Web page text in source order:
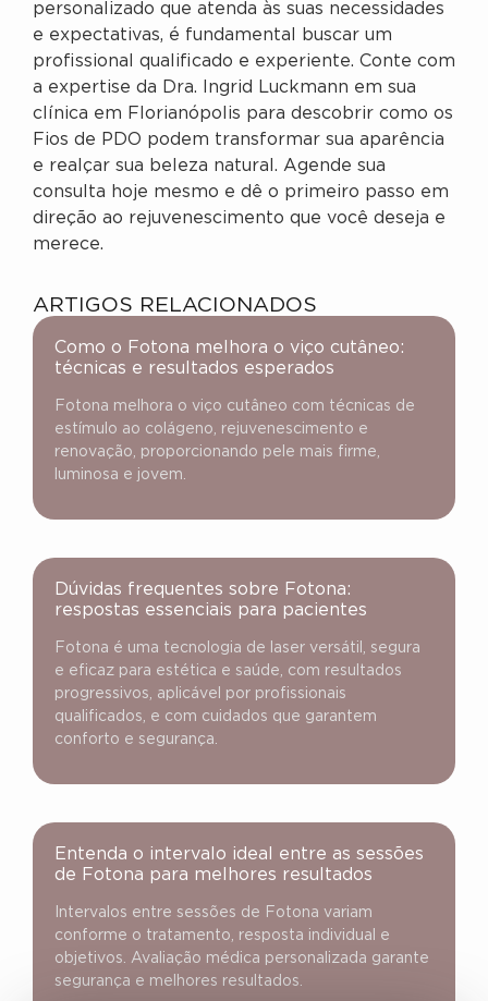
personalizado que atenda às suas necessidades
e expectativas, é fundamental buscar um
profissional qualificado e experiente. Conte com
a expertise da Dra. Ingrid Luckmann em sua
clínica em Florianópolis para descobrir como os
Fios de PDO podem transformar sua aparência
e realçar sua beleza natural. Agende sua
consulta hoje mesmo e dê o primeiro passo em
direção ao rejuvenescimento que você deseja e
merece.
ARTIGOS RELACIONADOS
Como o Fotona melhora o viço cutâneo:
técnicas e resultados esperados
Fotona melhora o viço cutâneo com técnicas de
estímulo ao colágeno, rejuvenescimento e
renovação, proporcionando pele mais firme,
luminosa e jovem.
Dúvidas frequentes sobre Fotona:
respostas essenciais para pacientes
Fotona é uma tecnologia de laser versátil, segura
e eficaz para estética e saúde, com resultados
progressivos, aplicável por profissionais
qualificados, e com cuidados que garantem
conforto e segurança.
Entenda o intervalo ideal entre as sessões
de Fotona para melhores resultados
Intervalos entre sessões de Fotona variam
conforme o tratamento, resposta individual e
objetivos. Avaliação médica personalizada garante
segurança e melhores resultados.